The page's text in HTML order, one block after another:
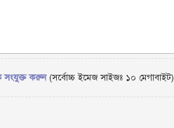
সংযুক্ত করুন(সর্বোচ্চ ইমেজ সাইজঃ ১০ মেগাবাইট)